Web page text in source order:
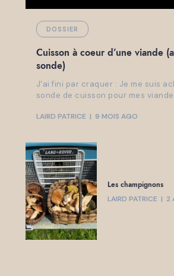
DOSSIER
Cuisson à coeur d’une viande
sonde)
J'ai fini par craquer : Je me suis
sonde de cuisson pour mes
LAIRD PATRICE 9 MOIS AGO
Les champignons
LAIRD PATRICE
2